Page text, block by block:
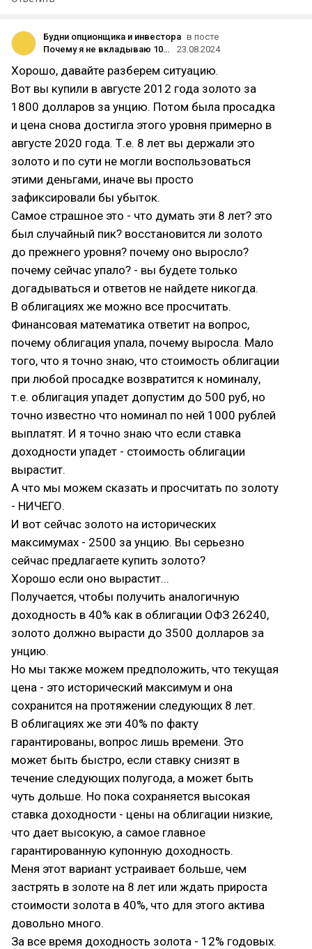
Будни опционщика и инвестора в посте
Почему я не вкладываю 100% капитала в реальные активы. Или зачем нужны облигации в моем портфеле.
23.08.2024
Хорошо, давайте разберем ситуацию.
Вот вы купили в августе 2012 года золото за
1800 долларов за унцию. Потом была просадка
и цена снова достигла этого уровня примерно в
августе 2020 года. Т.е. 8 лет вы держали это
золото и по сути не могли воспользоваться
этими деньгами, иначе вы просто
зафиксировали бы убыток.
Самое страшное это - что думать эти 8 лет? это
был случайный пик? восстановится ли золото
до прежнего уровня? почему оно выросло?
почему сейчас упало? - вы будете только
догадываться и ответов не найдете никогда.
В облигациях же можно все просчитать.
Финансовая математика ответит на вопрос,
почему облигация упала, почему выросла. Мало
того, что я точно знаю, что стоимость облигации
при любой просадке возвратится к номиналу,
т.е. облигация упадет допустим до 500 руб, но
точно известно что номинал по ней 1000 рублей
выплатят. И я точно знаю что если ставка
доходности упадет - стоимость облигации
вырастит.
А что мы можем сказать и просчитать по золоту
- НИЧЕГО.
И вот сейчас золото на исторических
максимумах - 2500 за унцию. Вы серьезно
сейчас предлагаете купить золото?
Хорошо если оно вырастит...
Получается, чтобы получить аналогичную
доходность в 40% как в облигации ОФЗ 26240,
золото должно вырасти до 3500 долларов за
унцию.
Но мы также можем предположить, что текущая
цена - это исторический максимум и она
сохранится на протяжении следующих 8 лет.
В облигациях же эти 40% по факту
гарантированы, вопрос лишь времени. Это
может быть быстро, если ставку снизят в
течение следующих полугода, а может быть
чуть дольше. Но пока сохраняется высокая
ставка доходности - цены на облигации низкие,
что дает высокую, а самое главное
гарантированную купонную доходность.
Меня этот вариант устраивает больше, чем
застрять в золоте на 8 лет или ждать прироста
стоимости золота в 40%, что для этого актива
довольно много.
За все время доходность золота - 12% годовых.